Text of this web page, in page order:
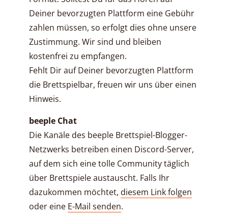
Deiner bevorzugten Plattform eine Gebühr
zahlen müssen, so erfolgt dies ohne unsere
Zustimmung. Wir sind und bleiben
kostenfrei zu empfangen.
Fehlt Dir auf Deiner bevorzugten Plattform
die Brettspielbar, freuen wir uns über einen
Hinweis.
beeple Chat
Die Kanäle des beeple Brettspiel-Blogger-
Netzwerks betreiben einen Discord-Server,
auf dem sich eine tolle Community täglich
über Brettspiele austauscht. Falls Ihr
dazukommen möchtet, diesem Link folgen
oder eine E-Mail senden.